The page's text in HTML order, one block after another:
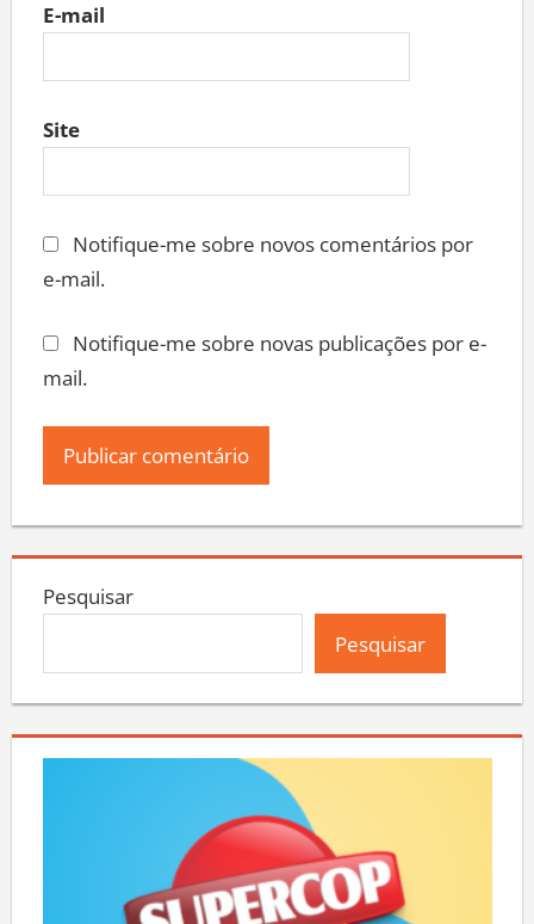
E-mail
Site
Notifique-me sobre novos comentários por
e-mail.
Notifique-me sobre novas publicações por e-
mail.
Pesquisar
Pesquisar